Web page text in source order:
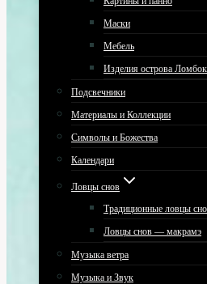
Маски
Мебель
Изделия острова Ломбок
Подсвечники
Материалы и Коллекции
Символы и Божества
Календари
Ловцы снов
Традиционные ловцы
Ловцы снов — макрамэ
Музыка ветра
Музыка и Звук